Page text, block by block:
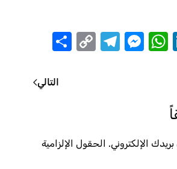
LinkedIn
WhatsApp
Messenger
Telegram
Copy
التالي
الإلكتروني. الحقول الإلزامية